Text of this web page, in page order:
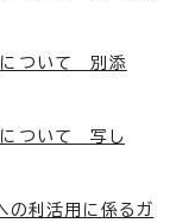
について 別添
について 写し
の利活用に係るガ